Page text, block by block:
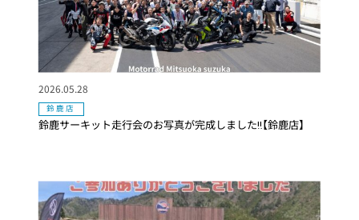
鈴鹿サーキット走行会のお写真が完成しました‼️【鈴鹿店】
2026.05.28
鈴鹿店